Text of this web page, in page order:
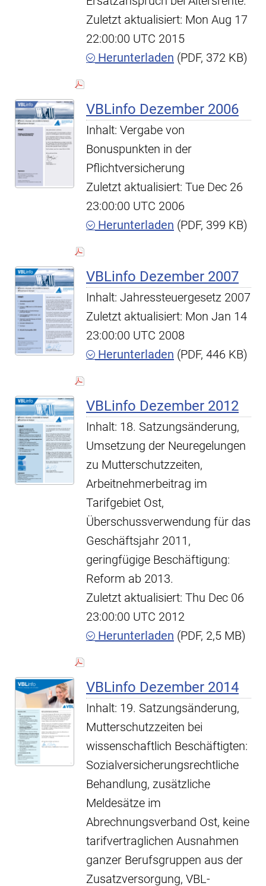
Zuletzt aktualisiert: Mon Aug 17
22:00:00 UTC 2015
Herunterladen (PDF, 372 KB)
VBLinfo Dezember 2006
Inhalt: Vergabe von
Bonuspunkten in der
Pflichtversicherung
Zuletzt aktualisiert: Tue Dec 26
23:00:00 UTC 2006
Herunterladen (PDF, 399 KB)
VBLinfo Dezember 2007
Inhalt: Jahressteuergesetz 2007
Zuletzt aktualisiert: Mon Jan 14
23:00:00 UTC 2008
Herunterladen (PDF, 446 KB)
VBLinfo Dezember 2012
Inhalt: 18. Satzungsänderung,
Umsetzung der Neuregelungen
zu Mutterschutzzeiten,
Arbeitnehmerbeitrag im
Tarifgebiet Ost,
Überschussverwendung für das
Geschäftsjahr 2011,
geringfügige Beschäftigung:
Reform ab 2013.
Zuletzt aktualisiert: Thu Dec 06
23:00:00 UTC 2012
Herunterladen (PDF, 2,5 MB)
VBLinfo Dezember 2014
Inhalt: 19. Satzungsänderung,
Mutterschutzzeiten bei
wissenschaftlich Beschäftigten:
Sozialversicherungsrechtliche
Behandlung, zusätzliche
Meldesätze im
Abrechnungsverband Ost, keine
tarifvertraglichen Ausnahmen
ganzer Berufsgruppen aus der
Zusatzversorgung, VBL-